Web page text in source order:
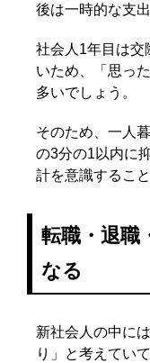
後は一時的な支
社会人1年目は交
いため、「思っ
多いでしょう。
そのため、一人
の3分の1以内に
計を意識するこ
転職・退職
なる
新社会人の中に
り」と考えてい